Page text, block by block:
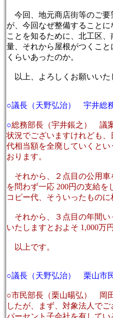
今回、地元商店街等のご要
が、今回なぜ整備すること
ことを知るために、北工区
量、それから屋根がつくこ
くらいあったのか。
以上、よろしくお願いいた
○議長（天野弘治） 宇井総務
○総務部長（宇井鋹之） 議
状況でございますけれども
代相当額を全廃していくと
おります。
それから、２点目の公用車
を問わず一応 200円の支給
コピー代、そういったもの
それから、３点目の年間い
いたしますとおよそ 1,000万
以上です。
○議長（天野弘治） 栗山市民
○市民部長（栗山暘弘） 岡
したが、まず、対象法人で
パーセント子会社を有して